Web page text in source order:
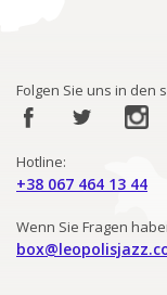
Folgen Sie uns in den
Hotline:
+38 067 464 13 44
Wenn Sie Fragen